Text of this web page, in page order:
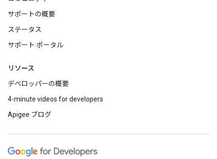
サポートの概要
ステータス
サポート ポータル
リソース
デベロッパーの概要
4-minute videos for developers
Apigee ブログ